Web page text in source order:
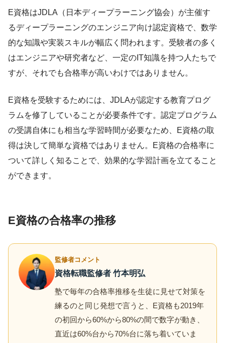
E資格はJDLA（日本ディープラーニング協会）が主催す
るディープラーニングのエンジニア向け認定資格で、数学
的な知識や実装スキルが幅広く問われます。受験者の多く
はエンジニアや研究者など、一定のIT知識を持つ人たちで
すが、それでも合格率が高いわけではありません。
E資格を受験するためには、JDLAが認定する教育プログ
ラムを修了していることが必要条件です。認定プログラム
の受講自体にも相当な学習時間が必要なため、E資格の取
得は決して簡単な資格ではありません。E資格の合格率に
ついて詳しく知ることで、効果的な学習計画を立てること
ができます。
E資格の合格率の推移
監修者コメント
資格転職監修者 竹本明弘
塾で毎年の合格率推移を生徒に見せて対策を
練るのと同じ発想で言うと、E資格も2019年
の初回から60%から80%の間で数字が動き、
直近は60%台から70%台に落ち着いていま